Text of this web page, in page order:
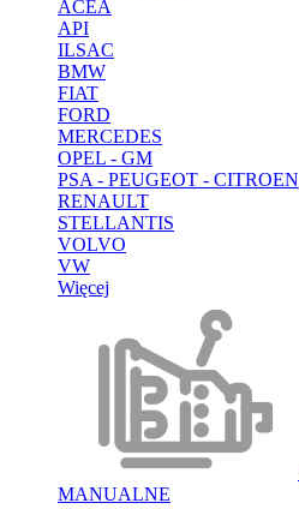
ACEA
API
ILSAC
BMW
FIAT
FORD
MERCEDES
OPEL - GM
PSA - PEUGEOT - CITROEN
RENAULT
STELLANTIS
VOLVO
VW
Więcej
MANUALNE